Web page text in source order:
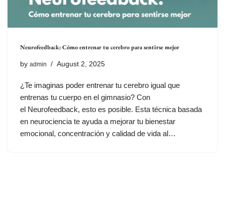
Neurofeedback: Cómo entrenar tu cerebro para sentirse mejor
by admin August 2, 2025
¿Te imaginas poder entrenar tu cerebro igual que
entrenas tu cuerpo en el gimnasio? Con
el Neurofeedback, esto es posible. Esta técnica basada
en neurociencia te ayuda a mejorar tu bienestar
emocional, concentración y calidad de vida al…